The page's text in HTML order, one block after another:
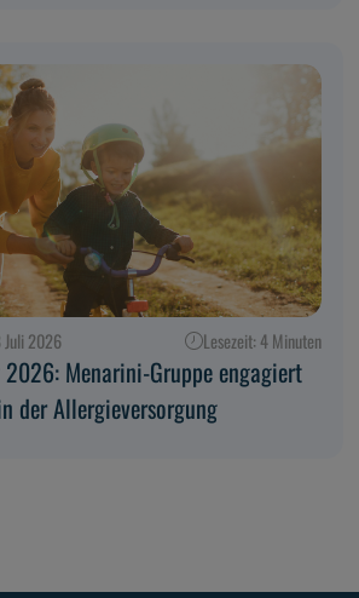
Juli 2026 Lesezeit: 4 Minuten
Menarini-Gruppe engagiert
der Allergieversorgung